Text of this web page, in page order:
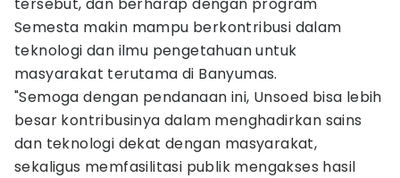
Semesta makin mampu berkontribusi dalam
teknologi dan ilmu pengetahuan untuk
masyarakat terutama di Banyumas.
"Semoga dengan pendanaan ini, Unsoed bisa lebih
besar kontribusinya dalam menghadirkan sains
dan teknologi dekat dengan masyarakat,
sekaligus memfasilitasi publik mengakses hasil